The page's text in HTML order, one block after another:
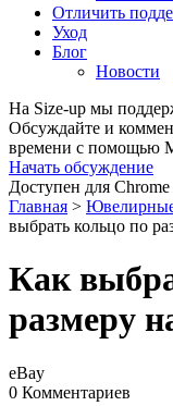
Отличить
Уход
Блог
Новости
На Size-up мы
Обсуждайте и
времени с помощью
Начать обсуждение
Доступен для Chrome
Главная >
выбрать кольцо по
Как
размеру
eBay
0 Комментариев